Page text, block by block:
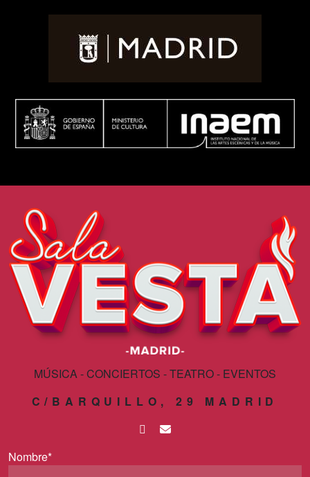
MÚSICA - CONCIERTOS - TEATRO - EVENTOS
C/BARQUILLO, 29 MADRID
Nombre*